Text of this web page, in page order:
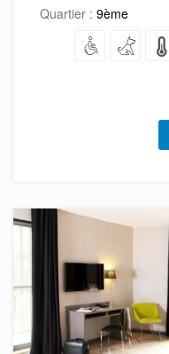
Quartier : 9ème